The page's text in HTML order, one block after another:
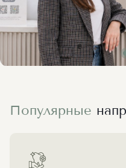
Популярные